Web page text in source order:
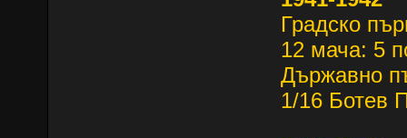
Градско
12 мача: 5
Държавно
1/16 Ботев